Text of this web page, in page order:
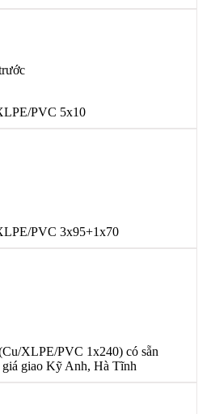
PVC 5x10
PVC 3x95+1x70
XLPE/PVC 1x240) có sẵn
giao Kỹ Anh, Hà Tĩnh